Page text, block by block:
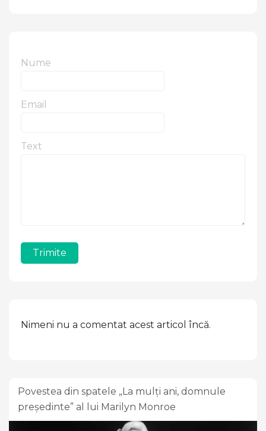
Nume
Email
Text
Trimite
Nimeni nu a comentat acest articol încă.
Povestea din spatele „La mulți ani, domnule
președinte” al lui Marilyn Monroe